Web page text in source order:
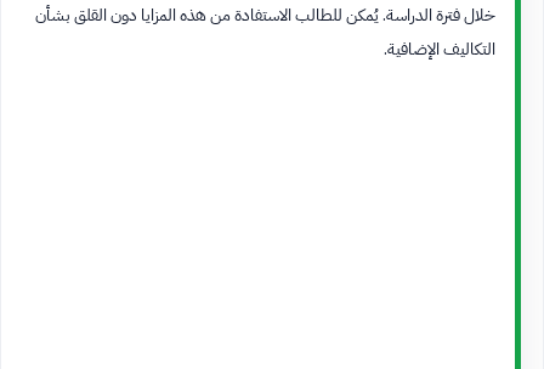
خلال فترة الدراسة. يُمكن للطالب الاستفادة من هذه المزايا دون القلق بشأن
التكاليف الإضافية.